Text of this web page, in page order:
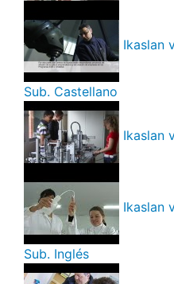
Ikaslan
Sub. Castellano
Ikaslan
Ikaslan
Sub. Inglés